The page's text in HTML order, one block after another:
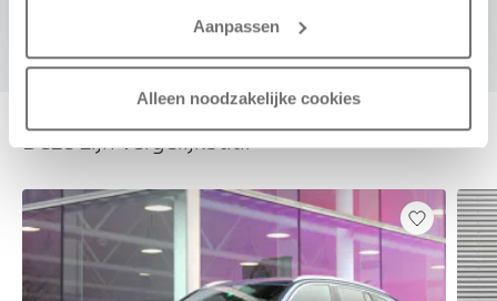
Aanpassen
Alleen noodzakelijke cookies
Deze zijn vergelijkbaar